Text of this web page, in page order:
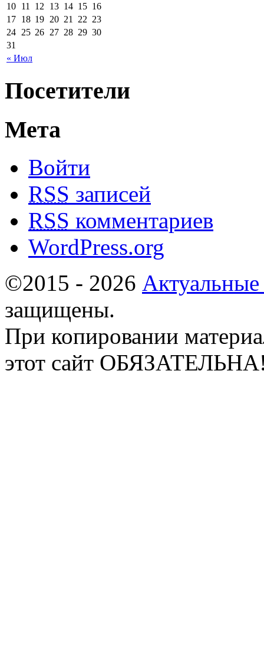
« Июл
10 11 12 13 14 15 16
17 18 19 20 21 22 23
24 25 26 27 28 29 30
31
Посетители
Мета
Войти
RSS записей
RSS комментариев
WordPress.org
©2015 - 2026
защищены.
При копировании
этот сайт